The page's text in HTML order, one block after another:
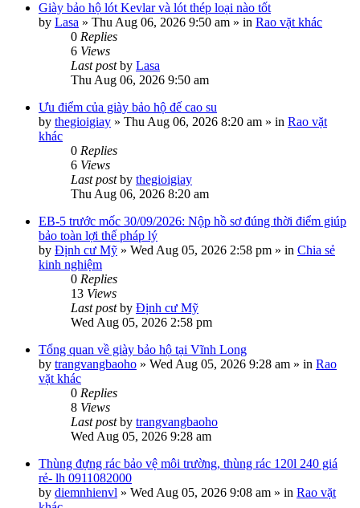
Giày bảo hộ lót Kevlar và lót thép loại nào tốt
by Lasa » Thu Aug 06, 2026 9:50 am » in Rao vặt khác
0 Replies
6 Views
Last postby Lasa
Thu Aug 06, 2026 9:50 am
Ưu điểm của giày bảo hộ đế cao su
by thegioigiay » Thu Aug 06, 2026 8:20 am » in Rao vặt
khác
0 Replies
6 Views
Last postby thegioigiay
Thu Aug 06, 2026 8:20 am
EB-5 trước mốc 30/09/2026: Nộp hồ sơ đúng thời điểm giúp
bảo toàn lợi thế pháp lý
by Định cư Mỹ » Wed Aug 05, 2026 2:58 pm » in Chia sẻ
kinh nghiệm
0 Replies
13 Views
Last postby Định cư Mỹ
Wed Aug 05, 2026 2:58 pm
Tổng quan về giày bảo hộ tại Vĩnh Long
by trangvangbaoho » Wed Aug 05, 2026 9:28 am » in Rao
vặt khác
0 Replies
8 Views
Last postby trangvangbaoho
Wed Aug 05, 2026 9:28 am
Thùng đựng rác bảo vệ môi trường, thùng rác 120l 240 giá
rẻ- lh 0911082000
by diemnhienvl » Wed Aug 05, 2026 9:08 am » in Rao vặt